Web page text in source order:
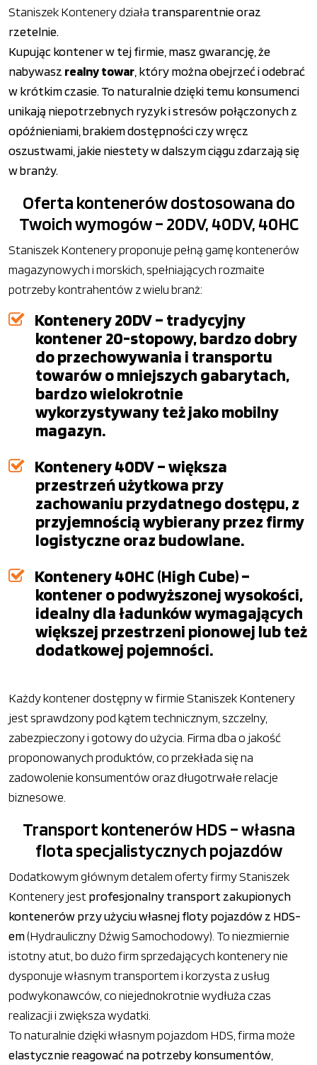
Staniszek Kontenery działa transparentnie oraz
rzetelnie.
Kupując kontener w tej firmie, masz gwarancję, że
nabywasz realny towar , który można obejrzeć i odebrać
w krótkim czasie. To naturalnie dzięki temu konsumenci
unikają niepotrzebnych ryzyk i stresów połączonych z
opóźnieniami, brakiem dostępności czy wręcz
oszustwami, jakie niestety w dalszym ciągu zdarzają się
w branży.
Oferta kontenerów dostosowana do
Twoich wymogów – 20DV, 40DV, 40HC
Staniszek Kontenery proponuje pełną gamę kontenerów
magazynowych i morskich, spełniających rozmaite
potrzeby kontrahentów z wielu branż:
Kontenery 20DV – tradycyjny
kontener 20-stopowy, bardzo dobry
do przechowywania i transportu
towarów o mniejszych gabarytach,
bardzo wielokrotnie
wykorzystywany też jako mobilny
magazyn.
Kontenery 40DV – większa
przestrzeń użytkowa przy
zachowaniu przydatnego dostępu, z
przyjemnością wybierany przez firmy
logistyczne oraz budowlane.
Kontenery 40HC (High Cube) –
kontener o podwyższonej wysokości,
idealny dla ładunków wymagających
większej przestrzeni pionowej lub też
dodatkowej pojemności.
Każdy kontener dostępny w firmie Staniszek Kontenery
jest sprawdzony pod kątem technicznym, szczelny,
zabezpieczony i gotowy do użycia. Firma dba o jakość
proponowanych produktów, co przekłada się na
zadowolenie konsumentów oraz długotrwałe relacje
biznesowe.
Transport kontenerów HDS – własna
flota specjalistycznych pojazdów
Dodatkowym głównym detalem oferty firmy Staniszek
Kontenery jestprofesjonalny transport zakupionych
kontenerów przy użyciu własnej floty pojazdów z HDS-
em(Hydrauliczny Dźwig Samochodowy). To niezmiernie
istotny atut, bo dużo firm sprzedających kontenery nie
dysponuje własnym transportem i korzysta z usług
podwykonawców, co niejednokrotnie wydłuża czas
realizacji i zwiększa wydatki.
To naturalnie dzięki własnym pojazdom HDS, firma może
elastycznie reagować na potrzeby konsumentów